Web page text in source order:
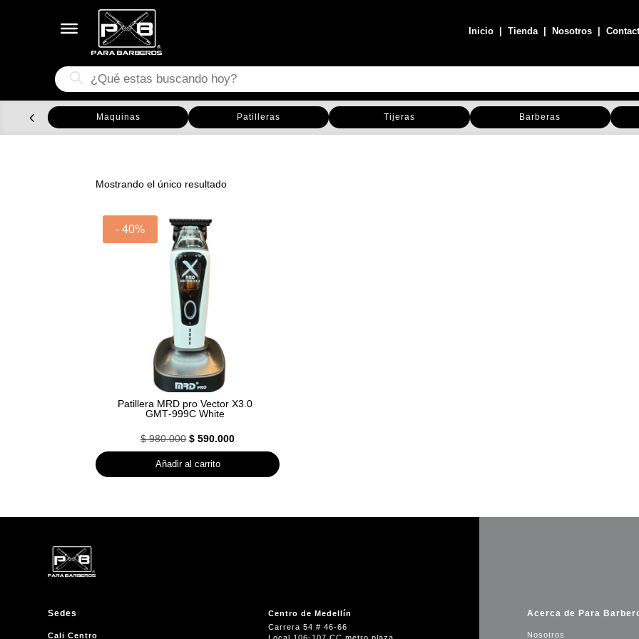
Inicio |Tienda| Nosotros |
Búsqueda
de
productos
Maquinas Patilleras Tijeras Barberas
Mostrando el único resultado
- 40%
Patillera MRD pro Vector X3.0
GMT‑999C White
$980.000 El
precio
original
$ 590.000El
precio
Añadir al carrito
Sedes
Cali Centro
Centro de Medellín
Carrera 54 # 46-66
Acerca de Para
Nosotros